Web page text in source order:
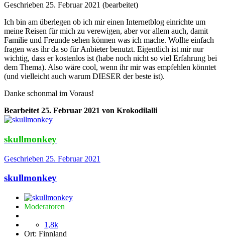
Geschrieben 25. Februar 2021 (bearbeitet)
Ich bin am überlegen ob ich mir einen Internetblog einrichte um
meine Reisen für mich zu verewigen, aber vor allem auch, damit
Familie und Freunde sehen können was ich mache. Wollte einfach
fragen was ihr da so für Anbieter benutzt. Eigentlich ist mir nur
wichtig, dass er kostenlos ist (habe noch nicht so viel Erfahrung bei
dem Thema). Also wäre cool, wenn ihr mir was empfehlen könntet
(und vielleicht auch warum DIESER der beste ist).
Danke schonmal im Voraus!
Bearbeitet 25. Februar 2021 von Krokodilalli
skullmonkey
Geschrieben 25. Februar 2021
skullmonkey
Moderatoren
1,8k
Ort: Finnland